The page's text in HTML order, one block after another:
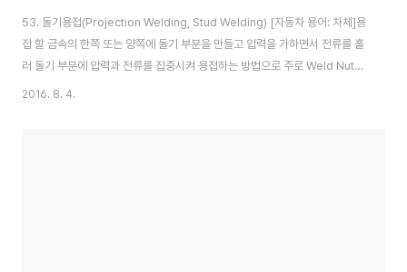
53. 돌기용접(Projection Welding, Stud Welding) [자동차 용어: 차체]용
접 할 금속의 한쪽 또는 양쪽에 돌기 부분을 만들고 압력을 가하면서 전류를 흘
러 돌기 부분에 압력과 전류를 집중시켜 용접하는 방법으로 주로 Weld Nut의
용접에 사용한다.
2016. 8. 4.